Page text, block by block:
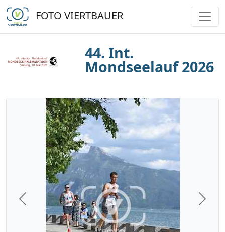
FOTO VIERTBAUER
44. Int.
Mondseelauf 2026
Previous Next